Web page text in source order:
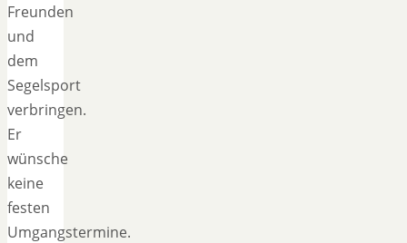
Freunden
und
dem
Segelsport
verbringen.
Er
wünsche
keine
festen
Umgangstermine.